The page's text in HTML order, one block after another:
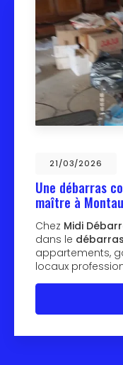
21/03/2026
Une débarras
maître à
Chez Midi
dans le
appartements,
locaux